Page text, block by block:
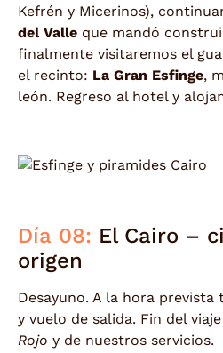
Kefrén y Micerinos),
del Valle que mandó
finalmente visitaremos el
el recinto: La Gran Esfinge,
león. Regreso al hotel y
Día 08: El Cairo –
origen
Desayuno. A la hora
y vuelo de salida. Fin del viaje
Rojo y de nuestros servicios.